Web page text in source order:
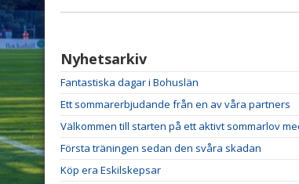
Nyhetsarkiv
Fantastiska dagar i Bohuslän
Ett sommarerbjudande från en av våra partners
Välkommen till starten på ett aktivt sommarlov
Första träningen sedan den svåra skadan
Köp era Eskilskepsar